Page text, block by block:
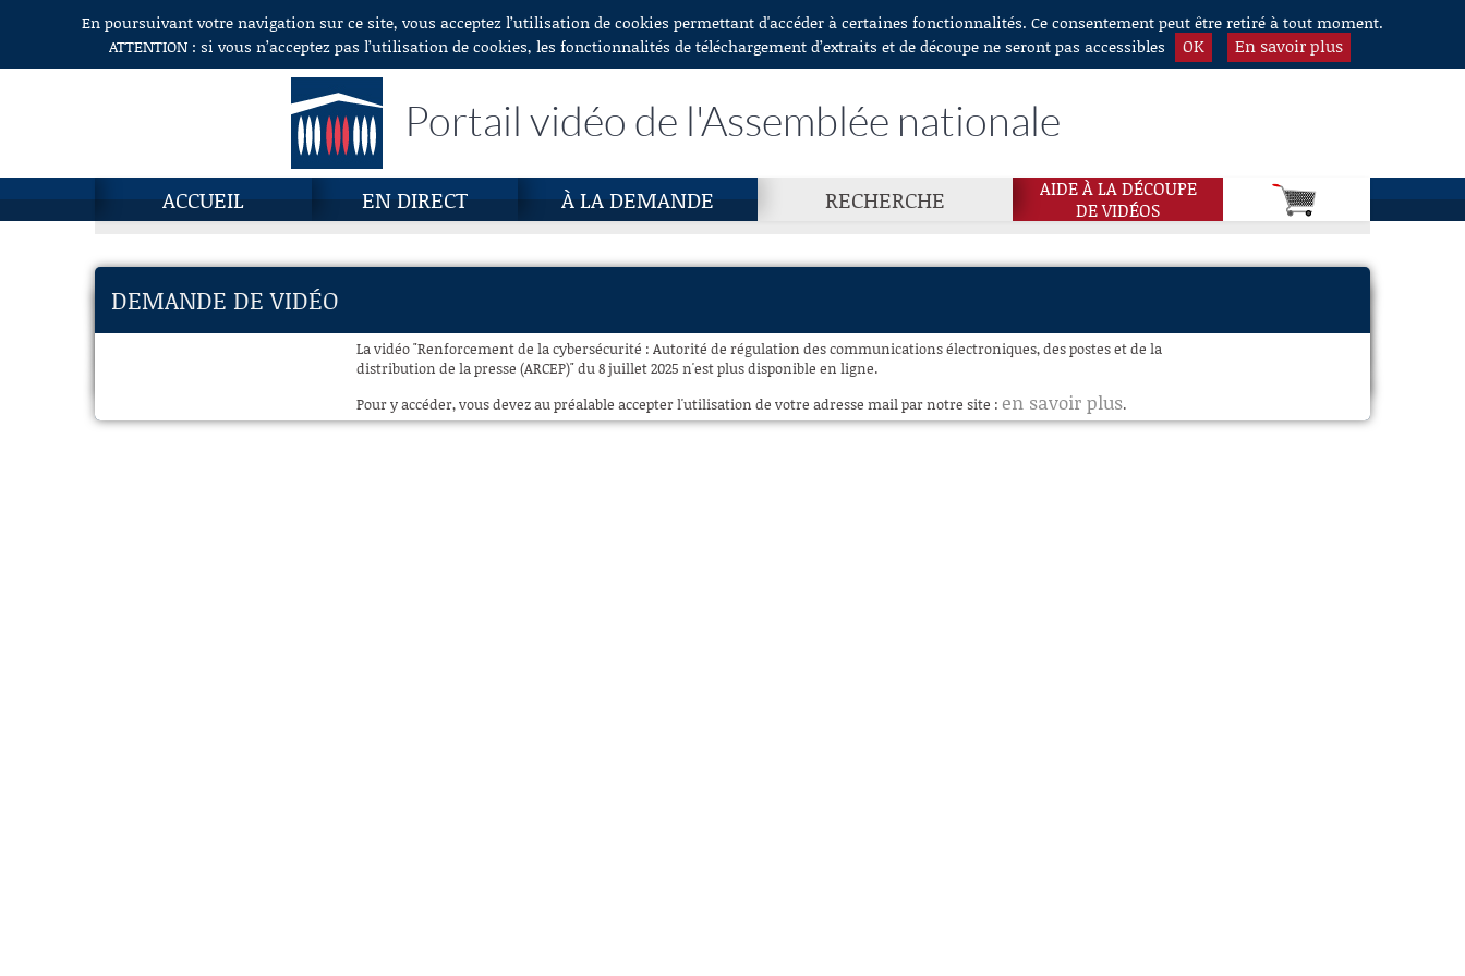
Aller au contenuEn poursuivant votre navigation sur ce site, vous acceptez l’utilisation de cookies permettant d'accéder à certaines fonctionnalités. Ce consentement peut être retiré à tout moment.
ATTENTION : si vous n’acceptez pas l’utilisation de cookies, les fonctionnalités de téléchargement d’extraits et de découpe ne seront pas accessibles
OK En savoir plus
Portail vidéo de l'Assemblée nationale
ACCUEIL EN DIRECT À LA DEMANDE RECHERCHE
AIDE À LA DÉCOUPE
DE VIDÉOS
DEMANDE DE VIDÉO
La vidéo "Renforcement de la cybersécurité : Autorité de régulation des communications électroniques, des postes et de la
distribution de la presse (ARCEP)" du 8 juillet 2025 n'est plus disponible en ligne.
Pour y accéder, vous devez au préalable accepter l'utilisation de votre adresse mail par notre site : en savoir plus.